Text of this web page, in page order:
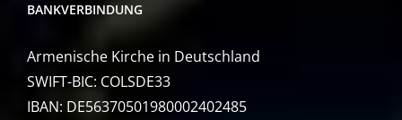
BANKVERBINDUNG
Armenische Kirche in Deutschland
SWIFT-BIC: COLSDE33
IBAN: DE56370501980002402485